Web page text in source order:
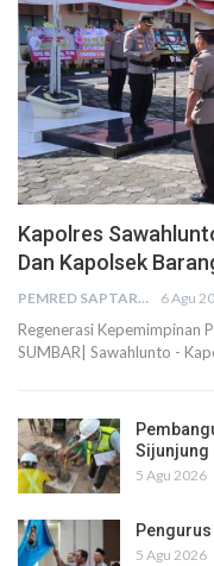
Kapolres
Dan Kapolsek
PEMRED SAPTARIUS 6 Agu
Regenerasi Kepemimpinan
SUMBAR| Sawahlunto -
Sijunjung
5 Agu 2026
5 Agu 2026